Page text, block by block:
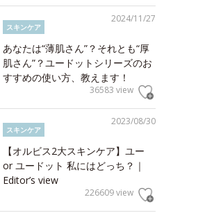
2024/11/27
スキンケア
あなたは“薄肌さん”？それとも“厚
肌さん”？ユードットシリーズのお
すすめの使い方、教えます！
36583 view
2023/08/30
スキンケア
【オルビス2大スキンケア】ユー
or ユードット 私にはどっち？｜
Editor’s view
226609 view